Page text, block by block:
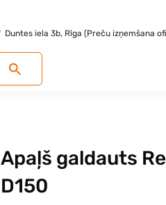
Duntes iela 3b, Rīga (Preču izņemšana
Apaļš galdauts
D150